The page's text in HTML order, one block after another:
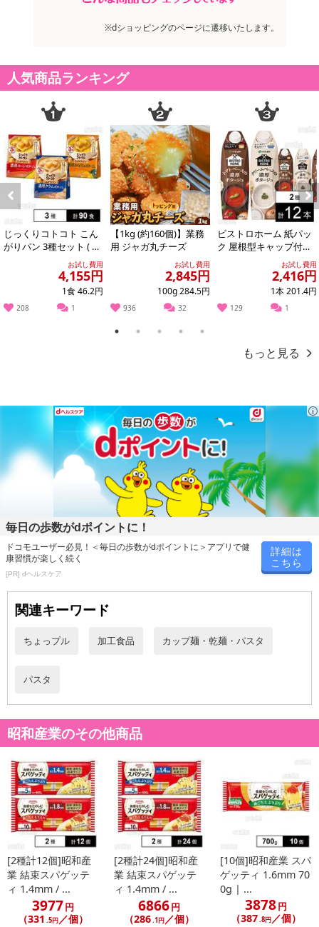
合がございます。
あらかじめご了承いただいた上でお申込みください。なお、本理由
によるお申込み後のキャンセル・返品交換は対応いたしかねます。
【お支払いについて】
※送料はお試し費用に含まれております。
※お支払い方法は、電話料金合算払い、クレジットカード、dポイン
トの利用となります。
【発送・お届け・商品について】
※お申込み頂きました商品の同梱、お届けの日時指定はいたしかね
※会員様のご都合でお受取りいただけない場合、商品の再発送や返
金はいたしかねます。
不在票にてご対応ください。
※発送予定日は前後する場合がございます。また商品によって発送
だいた後のご感想をいただくことを目的としており、転売等は固く
禁じます。
転売等、目的以外での利用が確認された場合は、サービス利用を停
止させていただきます。
発送日カレンダー
その他共通および商品カテゴリー別注意事項（※必ずご確認くだ
さい）
こちらの情報は
※dショッピングのページに遷移いたします。
人気商品ランキング
Previous
じっくりコトコト こん
がりパン 3種セット ( 濃
厚コーンポタージュ /
お試し費用
4,155円
1食 46.2円
208 1
【1kg (約160個)】業務
用 ジャガ丸チーズ
お試し費用
2,845円
100g 284.5円
936 32
ビストロホーム 紙パッ
ク 屋根型キャップ付容
器 1000mlトマトポター
お試し費用
2,416円
1本 201.4円
129 1
Next
1 2 3 4 5
もっと見る
毎日の歩数がdポイントに！
ドコモユーザー必見！＜毎日の歩数がdポイントに＞アプリで健
康習慣が楽しく続く
[PR] dヘルスケア
詳細は
こちら
関連キーワード
ちょっプル 加工食品 カップ麺・乾麺・パスタ
パスタ
昭和産業のその他商品
[2種計12個]昭和産
業 結束スパゲッテ
ィ 1.4mm / ...
3977円
（331 .5円／個）
[2種計24個]昭和産
業 結束スパゲッテ
ィ 1.4mm / ...
6866円
（286.1円／個）
[10個]昭和産業 スパ
ゲッティ 1.6mm 70
0g | ...
3878円
（387.8円／個）